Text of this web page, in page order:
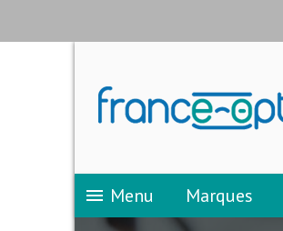
menu Menu Marques